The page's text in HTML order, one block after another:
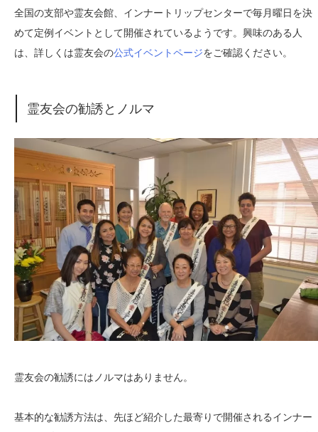
全国の支部や霊友会館、インナートリップセンターで毎月曜日を決
めて定例イベントとして開催されているようです。興味のある人
は、詳しくは霊友会の公式イベントページをご確認ください。
霊友会の勧誘とノルマ
霊友会の勧誘にはノルマはありません。
基本的な勧誘方法は、先ほど紹介した最寄りで開催されるインナー